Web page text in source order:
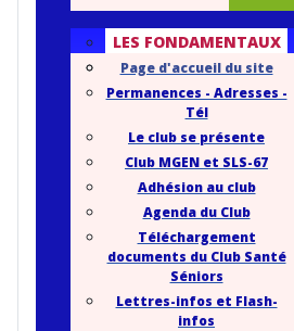
LES FONDAMENTAUX
Page d'accueil du site
Permanences - Adresses -
Tél
Le club se présente
Club MGEN et SLS-67
Adhésion au club
Agenda du Club
Téléchargement
documents du Club Santé
Séniors
Lettres-infos et Flash-
infos